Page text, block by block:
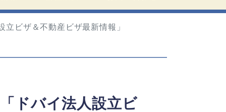
立ビザ＆不動産ビザ最新情報」
ドバイ法人設立ビ